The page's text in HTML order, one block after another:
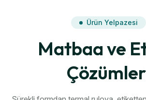
Ürün Yelpazesi
Matbaa ve